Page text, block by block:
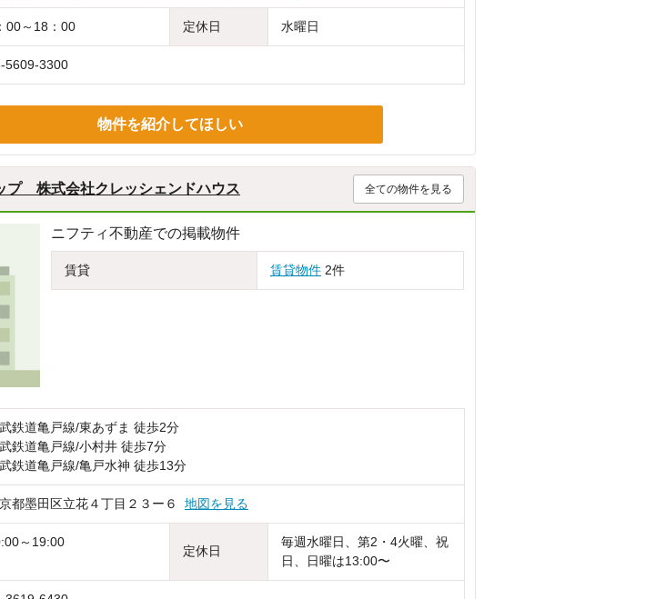
00～18：00 定休日 水曜日
5609-3300
物件を紹介してほしい
プ 株式会社クレッシェンドハウス 全ての物件を見る
ニフティ不動産での掲載物件
賃貸 賃貸物件 2件
鉄道亀戸線/東あずま 徒歩2分
鉄道亀戸線/小村井 徒歩7分
鉄道亀戸線/亀戸水神 徒歩13分
都墨田区立花４丁目２３ー６ 地図を見る
～19:00
定休日
毎週水曜日、第2・4火曜、祝
日、日曜は13:00〜